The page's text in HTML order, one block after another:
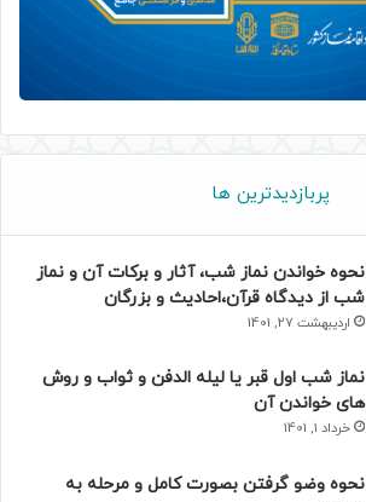
پربازدیدترین ها
نحوه خواندن نماز شب، آثار و برکات آن و نماز
شب از دیدگاه قرآن،احادیث و بزرگان
اردیبهشت 27, 1401
نماز شب اول قبر یا لیله الدفن و ثواب و روش
های خواندن آن
خرداد 1, 1401
نحوه وضو گرفتن بصورت کامل و مرحله به